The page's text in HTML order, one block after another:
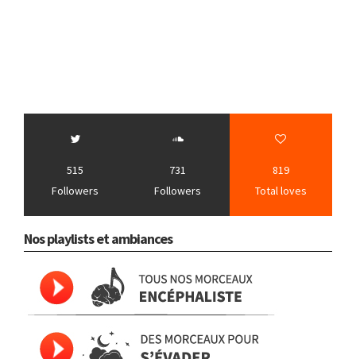
515
Followers
731
Followers
819
Total loves
Nos playlists et ambiances